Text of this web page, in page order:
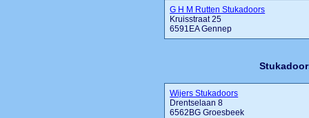
G H M Rutten Stukadoors
Kruisstraat 25
6591EA Gennep
Wijers Stukadoors
Drentselaan 8
6562BG Groesbeek